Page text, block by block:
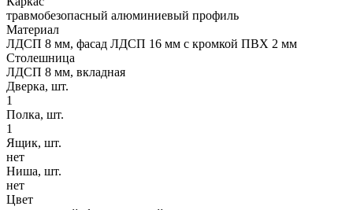
травмобезопасный алюминиевый профиль
Материал
ЛДСП 8 мм, фасад ЛДСП 16 мм с кромкой ПВХ 2 мм
Столешница
ЛДСП 8 мм, вкладная
Дверка, шт.
1
Полка, шт.
1
Ящик, шт.
нет
Ниша, шт.
нет
Цвет